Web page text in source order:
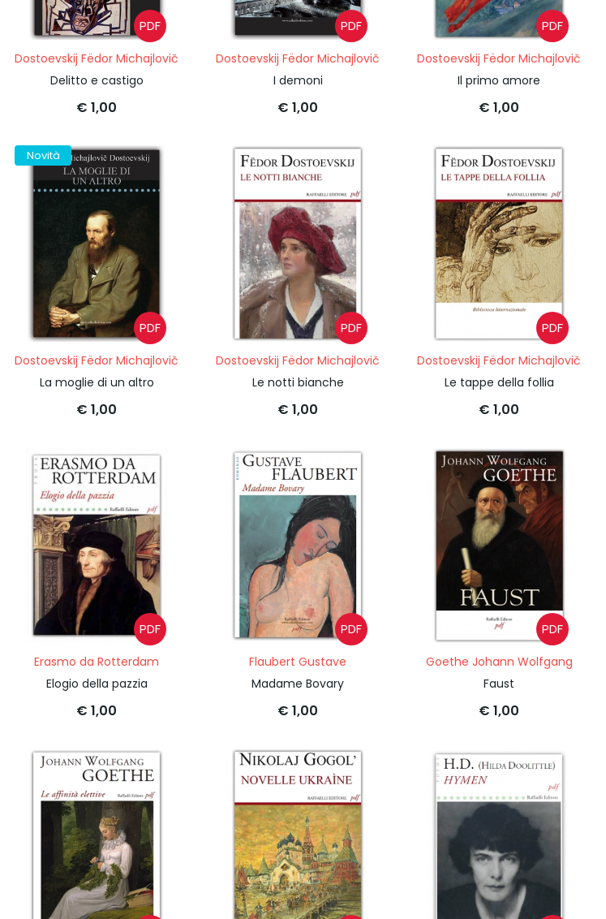
PDF
Dostoevskij Fëdor Michajlovič
Delitto e castigo
€ 1,00
PDF
Dostoevskij Fëdor Michajlovič
I demoni
€ 1,00
PDF
Dostoevskij Fëdor Michajlovič
Il primo amore
€ 1,00
Novità
PDF
Dostoevskij Fëdor Michajlovič
La moglie di un altro
€ 1,00
PDF
Dostoevskij Fëdor Michajlovič
Le notti bianche
€ 1,00
PDF
Dostoevskij Fëdor Michajlovič
Le tappe della follia
€ 1,00
PDF
Erasmo da Rotterdam
Elogio della pazzia
€ 1,00
PDF
Flaubert Gustave
Madame Bovary
€ 1,00
PDF
Goethe Johann Wolfgang
Faust
€ 1,00